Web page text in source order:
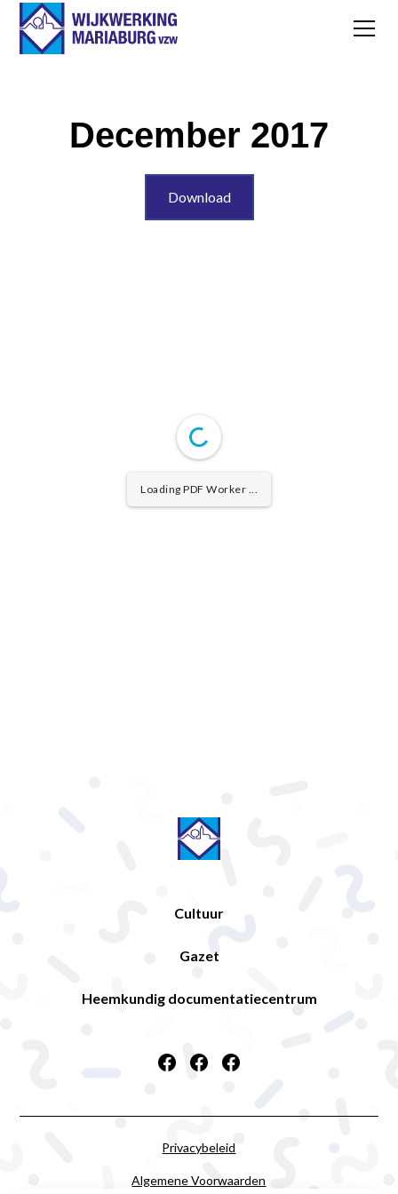
December 2017
Download
Loading PDF Worker ...
Cultuur
Gazet
Heemkundig documentatiecentrum
Privacybeleid
Algemene Voorwaarden